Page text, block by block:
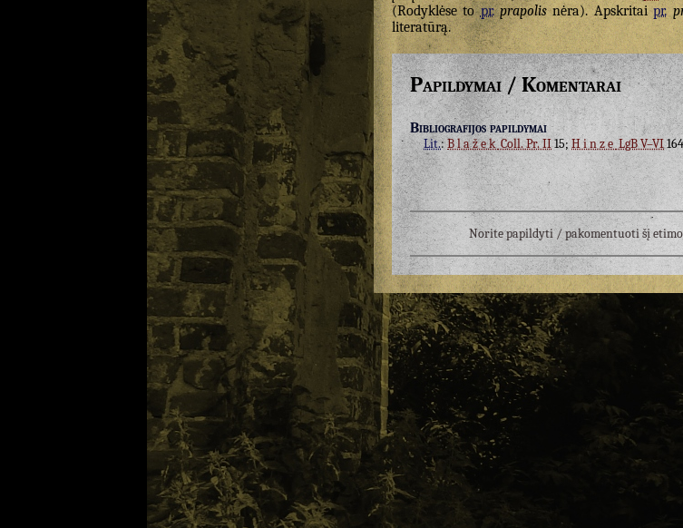
(Rodyklėse topr. prapolisnėra). Apskritaipr.
literatūrą.
Papildymai / Komentarai
Bibliografijos papildymai
Lit.:BlažekColl. Pr. II15; Hinze LgB V–VI
Norite papildyti / pakomentuoti šį